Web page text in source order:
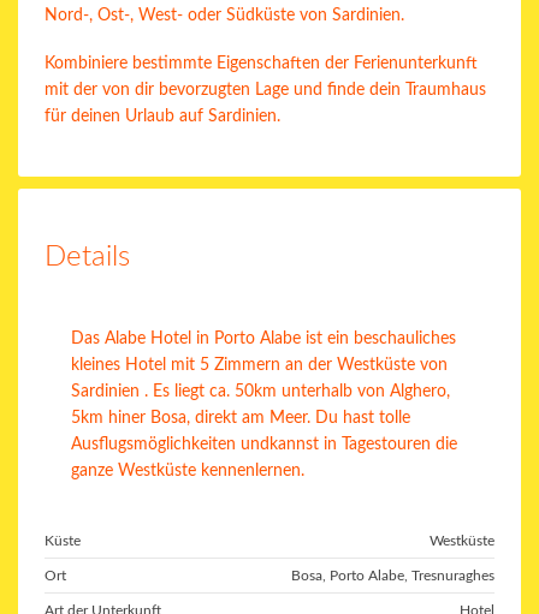
Nord-, Ost-, West- oder Südküste von Sardinien.
Kombiniere bestimmte Eigenschaften der Ferienunterkunft
mit der von dir bevorzugten Lage und finde dein Traumhaus
für deinen Urlaub auf Sardinien.
Details
Das Alabe Hotel in Porto Alabe ist ein beschauliches
kleines Hotel mit 5 Zimmern an der Westküste von
Sardinien . Es liegt ca. 50km unterhalb von Alghero,
5km hiner Bosa, direkt am Meer. Du hast tolle
Ausflugsmöglichkeiten undkannst in Tagestouren die
ganze Westküste kennenlernen.
Küste Westküste
Ort Bosa, Porto Alabe, Tresnuraghes
Art der Unterkunft Hotel